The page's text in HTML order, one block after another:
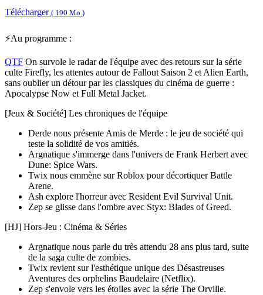
Télécharger ( 190 Mo )
⚡Au programme :
QTF On survole le radar de l'équipe avec des retours sur la série
culte Firefly, les attentes autour de Fallout Saison 2 et Alien Earth,
sans oublier un détour par les classiques du cinéma de guerre :
Apocalypse Now et Full Metal Jacket.
[Jeux & Société] Les chroniques de l'équipe
Derde nous présente Amis de Merde : le jeu de société qui
teste la solidité de vos amitiés.
Argnatique s'immerge dans l'univers de Frank Herbert avec
Dune: Spice Wars.
Twix nous emmène sur Roblox pour décortiquer Battle
Arene.
Ash explore l'horreur avec Resident Evil Survival Unit.
Zep se glisse dans l'ombre avec Styx: Blades of Greed.
[HJ] Hors-Jeu : Cinéma & Séries
Argnatique nous parle du très attendu 28 ans plus tard, suite
de la saga culte de zombies.
Twix revient sur l'esthétique unique des Désastreuses
Aventures des orphelins Baudelaire (Netflix).
Zep s'envole vers les étoiles avec la série The Orville.